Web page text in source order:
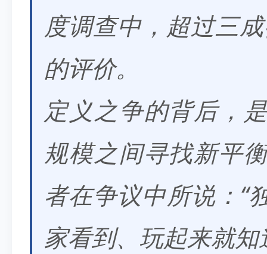
度调查中，超过三
的评价。
定义之争的背后，
规模之间寻找新平
者在争议中所说： “
家看到、玩起来就知